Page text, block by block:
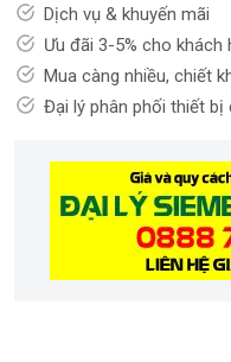
Dịch vụ & khuyến mãi
Ưu đãi 3-5% cho khách
Mua càng nhiều, chiết
Đại lý phân phối thiết bị